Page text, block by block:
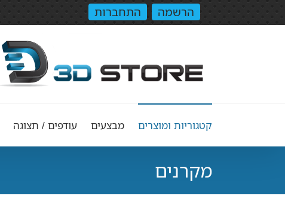
הרשמה התחברות
קטגוריות ומוצרים מבצעים עודפים / תצוגה
מקרנים